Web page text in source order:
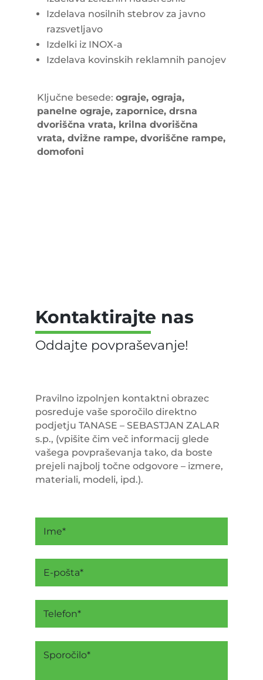
Izdelava nosilnih stebrov za javno
razsvetljavo
Izdelki iz INOX-a
Izdelava kovinskih reklamnih panojev
Ključne besede: ograje, ograja,
panelne ograje, zapornice, drsna
dvoriščna vrata, krilna dvoriščna
vrata, dvižne rampe, dvoriščne rampe,
domofoni
Kontaktirajte nas
Pravilno izpolnjen kontaktni obrazec
posreduje vaše sporočilo direktno
podjetju TANASE – SEBASTJAN ZALAR
s.p., (vpišite čim več informacij glede
vašega povpraševanja tako, da boste
prejeli najbolj točne odgovore – izmere,
materiali, modeli, ipd.).